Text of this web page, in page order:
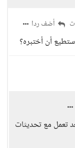
أضف ردا
أن أختبره؟
تعمل مع تحديثات